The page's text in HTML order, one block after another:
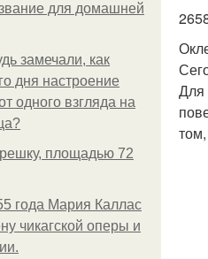
для домашней
замечали, как
дня настроение
одного взгляда на
площадью 72
года Мария Каллас
чикагской оперы и
Для